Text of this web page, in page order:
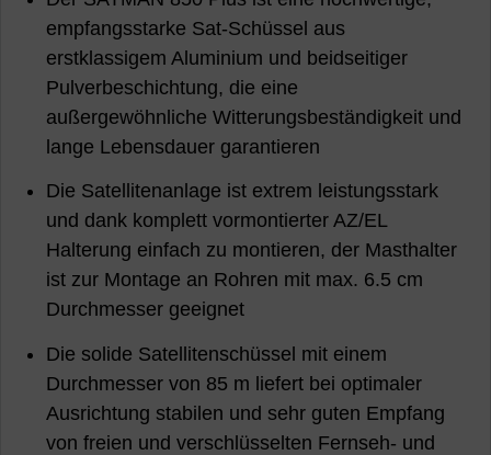
empfangsstarke Sat-Schüssel aus
erstklassigem Aluminium und beidseitiger
Pulverbeschichtung, die eine
außergewöhnliche Witterungsbeständigkeit und
lange Lebensdauer garantieren
Die Satellitenanlage ist extrem leistungsstark
und dank komplett vormontierter AZ/EL
Halterung einfach zu montieren, der Masthalter
ist zur Montage an Rohren mit max. 6.5 cm
Durchmesser geeignet
Die solide Satellitenschüssel mit einem
Durchmesser von 85 m liefert bei optimaler
Ausrichtung stabilen und sehr guten Empfang
von freien und verschlüsselten Fernseh- und